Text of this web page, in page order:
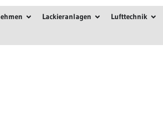
Öffne Unternehmen
Lackieranlagen ÖffneLufttechnik